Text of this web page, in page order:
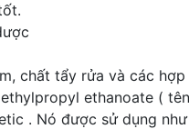
chất tẩy rửa và các
ethanoate (
. Nó được sử dụng